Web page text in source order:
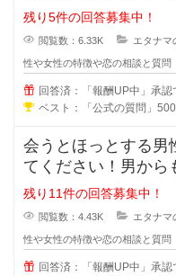
しくなってしまいま
残り5件の回答募集中！
閲覧数：6.33K エタナマ
性や女性の特徴や恋の相談と質問
回答済：「報酬UP中」承認
ベスト：「公式の質問」
会うとほっとする男
てください！男から
かほっとする女の人
残り11件の回答募集中！
閲覧数：4.43K エタナマ
性や女性の特徴や恋の相談と質問
回答済：「報酬UP中」承認